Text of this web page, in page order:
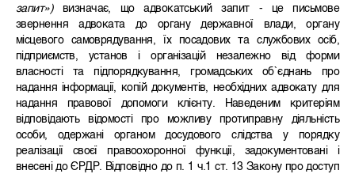
запит») визначає, що адвокатський запит - це письмове
звернення адвоката до органу державної влади, органу
місцевого самоврядування, їх посадових та службових осіб,
підприємств, установ і організацій незалежно від форми
власності та підпорядкування, громадських об`єднань про
надання інформації, копій документів, необхідних адвокату для
надання правової допомоги клієнту.
Наведеним критеріям
відповідають відомості про можливу протиправну діяльність
особи, одержані органом досудового слідства у порядку
реалізації своєї правоохоронної функції, задокументовані і
внесені до ЄРДР. Відповідно до п. 1 ч.1 ст. 13 Закону про доступ